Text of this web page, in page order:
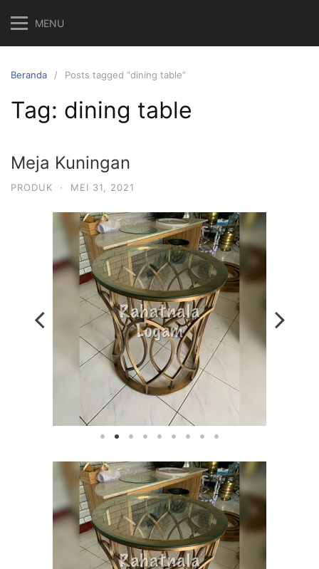
MENU
Beranda Posts tagged “dining table”
Tag: dining table
Meja Kuningan
PRODUK · MEI 31, 2021